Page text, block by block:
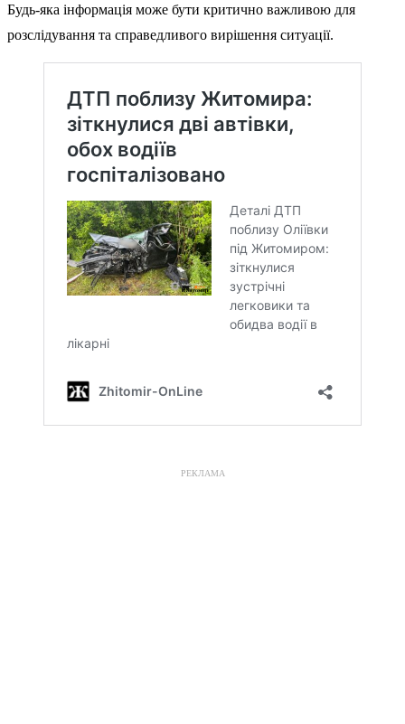
Будь-яка інформація може бути критично важливою для
розслідування та справедливого вирішення ситуації.
РЕКЛАМА